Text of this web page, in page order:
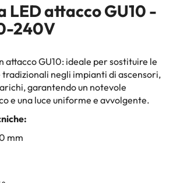
LED attacco GU10 -
240V
attacco GU10: ideale per sostituire le
negli impianti di ascensori,
garantendo un notevole
e una luce uniforme e avvolgente.
mm